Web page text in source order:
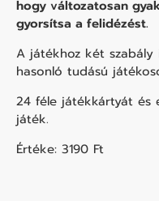
hogy változatosan
gyorsítsa a felidézést.
A játékhoz két szabály
hasonló tudású
24 féle játékkártyát és
játék.
Értéke: 3190 Ft